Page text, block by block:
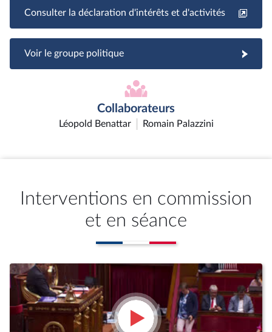
Consulter la déclaration d'intérêts et d'activités
Voir le groupe politique
Collaborateurs
Léopold Benattar Romain Palazzini
Interventions en commission
et en séance